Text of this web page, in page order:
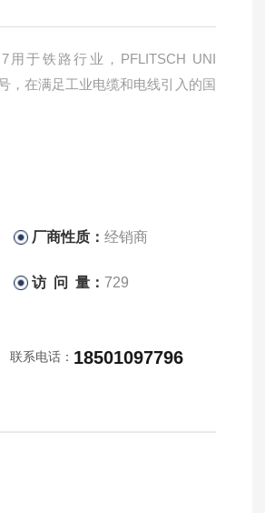
用于铁路行业，PFLITSCH UNI
，在满足工业电缆和电线引入的国
厂商性质：经销商
访 问 量： 729
联系电话： 18501097796